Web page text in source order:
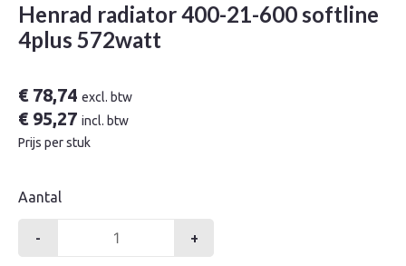
Henrad radiator 400-21-600 softline
4plus 572watt
€78,74 excl. btw
€95,27 incl. btw
Prijs per stuk
Aantal
- +